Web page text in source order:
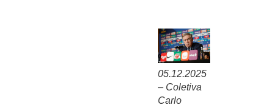
05.12.2025
– Coletiva
Carlo